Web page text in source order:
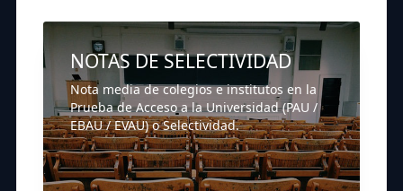
NOTAS DE SELECTIVIDAD
Nota media de colegios e institutos en la
Prueba de Acceso a la Universidad (PAU /
EBAU / EVAU) o Selectividad.